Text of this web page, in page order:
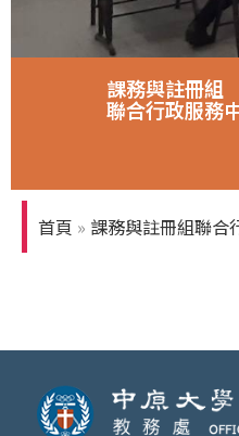
智慧教室教
課務與註冊組
聯合行政服務
首頁 » 課務與註冊組聯合